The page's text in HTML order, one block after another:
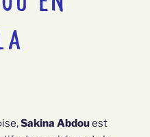
Sakina Abdouest